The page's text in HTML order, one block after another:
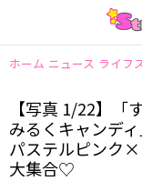
ホーム ニュース ライフ
【写真 1/22】「
みるくキャンデ
パステルピンク
大集合♡